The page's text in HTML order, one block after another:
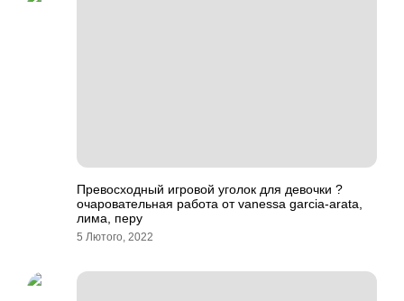
Превосходный игровой уголок для девочки ?
очаровательная работа от vanessa garcia-arata,
лима, перу
5 Лютого, 2022